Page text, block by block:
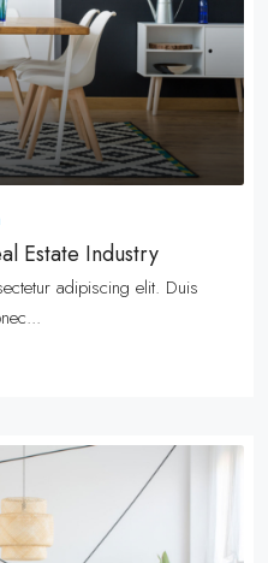
Estate Industry
adipiscing elit. Duis